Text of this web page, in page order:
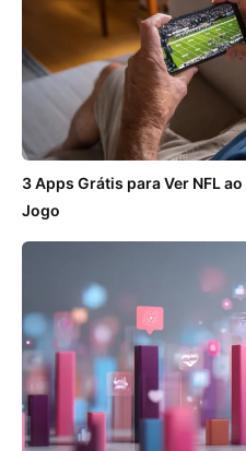
3 Apps Grátis para Ver NFL
Jogo